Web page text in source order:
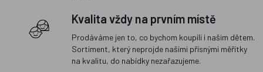
Kvalita vždy na prvním místě
Prodáváme jen to, co bychom koupili i našim dětem.
Sortiment, který neprojde našimi přísnými měřítky
na kvalitu, do nabídky nezařazujeme.